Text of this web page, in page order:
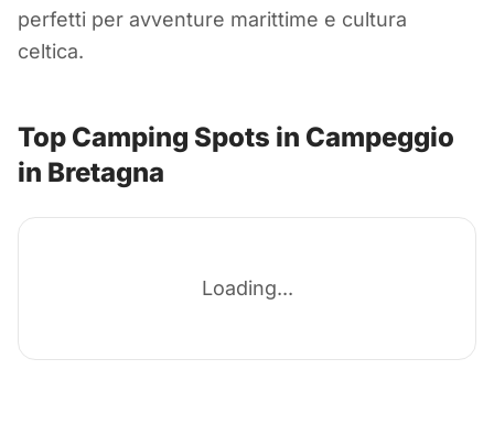
perfetti per avventure marittime e cultura
celtica.
Top Camping Spots in Campeggio
in Bretagna
Loading...